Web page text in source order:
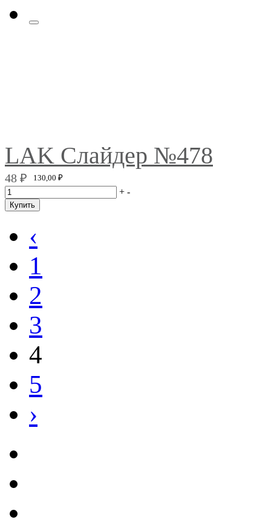
LAK Слайдер №478
48 ₽ 130,00 ₽
+ -
Купить
‹
1
2
3
4
5
›